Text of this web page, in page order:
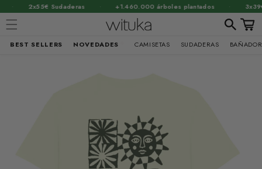
2x55€ Sudaderas +1.460.000 árboles plantados
BEST SELLERS NOVEDADES CAMISETAS SUDADERAS